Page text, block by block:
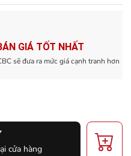
GIÁ TỐT NHẤT
sẽ đưa ra mức giá cạnh tranh hơn
cửa hàng